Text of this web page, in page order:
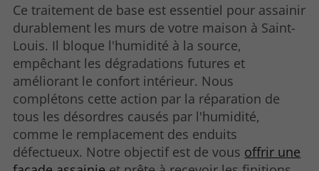
Ce traitement de base est essentiel pour assainir
durablement les murs de votre maison à Saint-
Louis. Il bloque l'humidité à la source,
empêchant les dégradations futures et
améliorant le confort intérieur. Nous
complétons cette action par la réparation de
tous les désordres causés par l'humidité,
comme le remplacement des enduits
défectueux. Notre objectif est de vous offrir une